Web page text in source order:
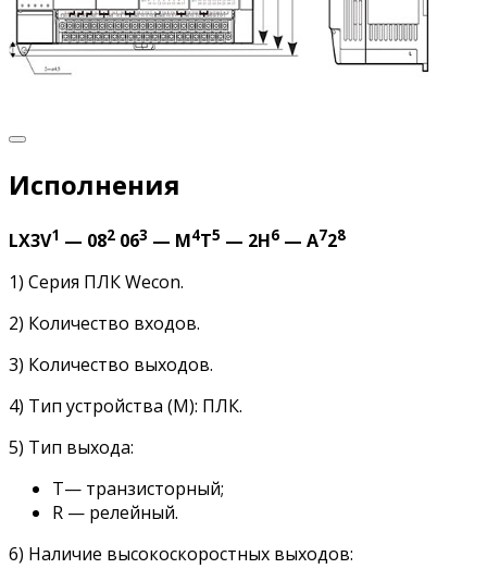
Исполнения
LX3V1 — 082 063 — M4T5 — 2H6 — A728
1) Серия ПЛК Wecon.
2) Количество входов.
3) Количество выходов.
4) Тип устройства (M): ПЛК.
5) Тип выхода:
Т— транзисторный;
R — релейный.
6) Наличие высокоскоростных выходов: